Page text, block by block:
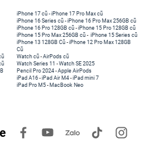
iPhone 17 cũ -iPhone 17 Pro Max cũ
iPhone 16 Series cũ - iPhone 16 Pro Max 256GB cũ
iPhone 16 Pro 128GB cũ -iPhone 15 Pro 128GB cũ
iPhone 15 Pro Max 256GB cũ - iPhone 15 Series cũ
iPhone 13 128GB Cũ -iPhone 12 Pro Max 128GB
Cũ
Watch cũ -AirPods cũ
Watch Series 11 -Watch SE 2025
Pencil Pro 2024 -Apple AirPods
iPad A16 -iPad Air M4 -iPad mini 7
iPad Pro M5 - MacBook Neo